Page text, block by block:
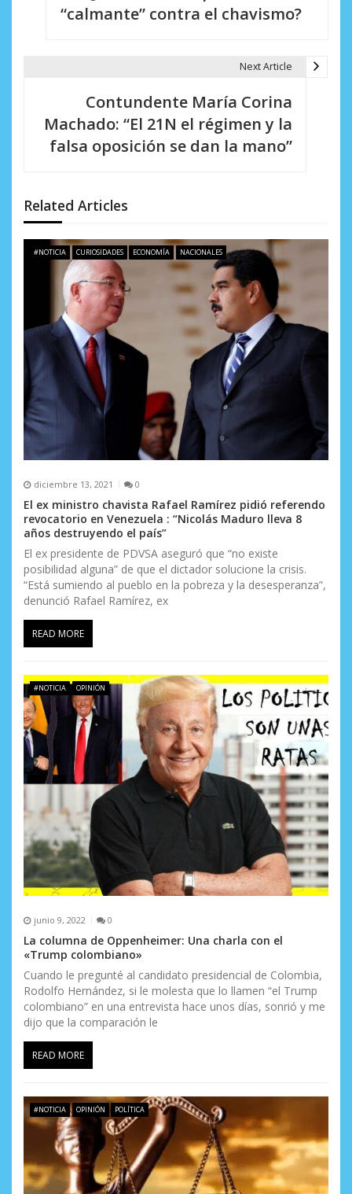
d
e
t
r
a
d
a
s
“calmante” contra el chavismo?
Next Article
Contundente María Corina
Machado: “El 21N el régimen y la
falsa oposición se dan la mano”
Related Articles
#NOTICIA CURIOSIDADES ECONOMÍA NACIONALES
diciembre 13, 2021 0
El ex ministro chavista Rafael Ramírez pidió referendo
revocatorio en Venezuela : “Nicolás Maduro lleva 8
años destruyendo el país”
El ex presidente de PDVSA aseguró que “no existe
posibilidad alguna” de que el dictador solucione la crisis.
“Está sumiendo al pueblo en la pobreza y la desesperanza”,
denunció Rafael Ramírez, ex
READ MORE
#NOTICIA OPINIÓN
junio 9, 2022 0
La columna de Oppenheimer: Una charla con el
«Trump colombiano»
Cuando le pregunté al candidato presidencial de Colombia,
Rodolfo Hernández, si le molesta que lo llamen “el Trump
colombiano” en una entrevista hace unos días, sonrió y me
dijo que la comparación le
READ MORE
#NOTICIA OPINIÓN POLÍTICA